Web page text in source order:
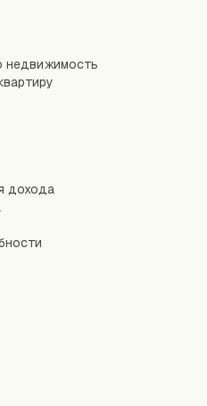
недвижимость
дохода